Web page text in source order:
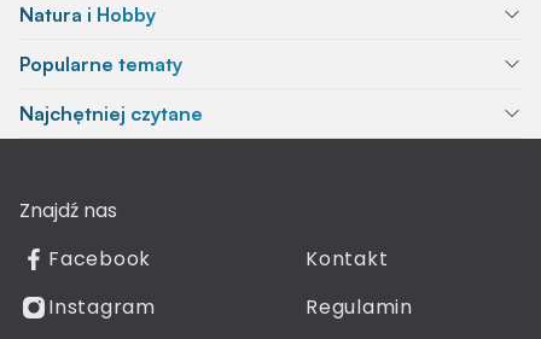
Natura i Hobby
Popularne tematy
Najchętniej czytane
Znajdź nas
Facebook
Instagram
Kontakt
Regulamin